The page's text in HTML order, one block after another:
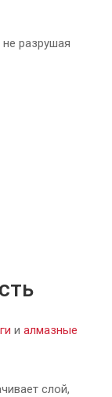
разрушая
и алмазные
слой,